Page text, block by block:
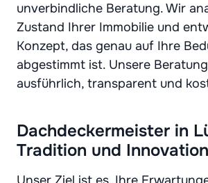
unverbindliche Beratung. Wir
Zustand Ihrer Immobilie und
Konzept, das genau auf Ihre
abgestimmt ist. Unsere
ausführlich, transparent und
Dachdeckermeister in
Tradition und Innovation